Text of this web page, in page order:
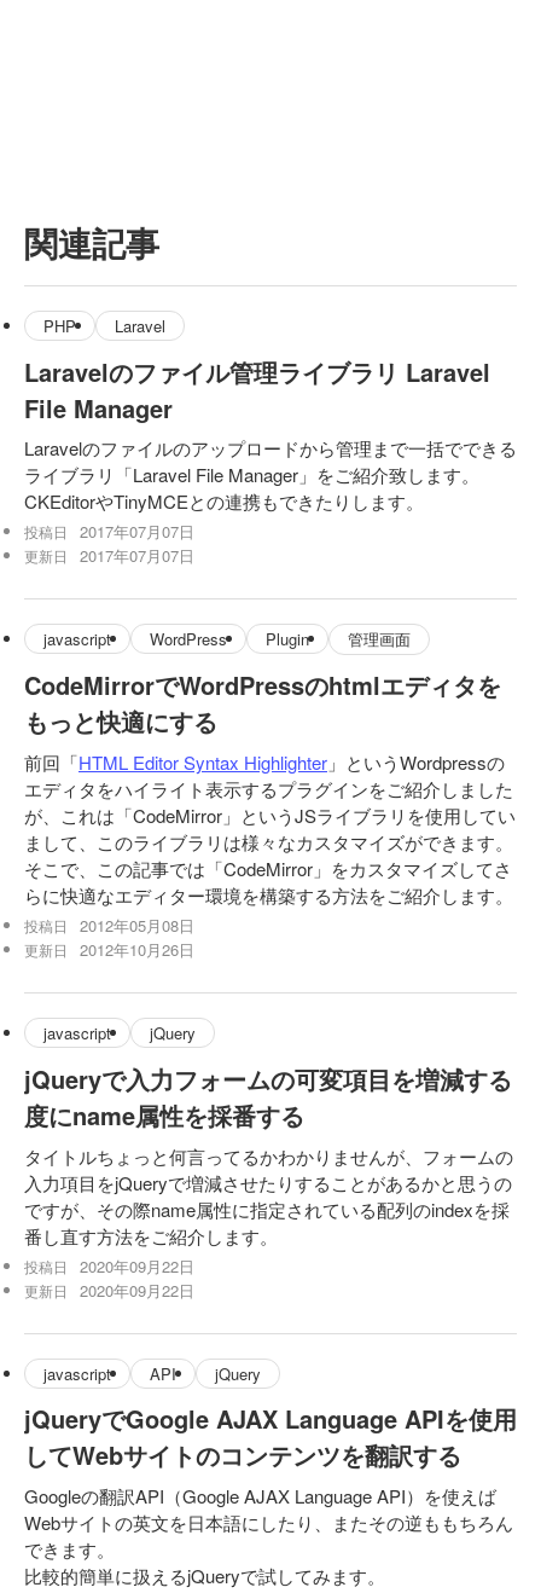
関連記事
PHP Laravel
Laravelのファイル管理ライブラリ Laravel
File Manager
Laravelのファイルのアップロードから管理まで一括でできる
ライブラリ「Laravel File Manager」をご紹介致します。
CKEditorやTinyMCEとの連携もできたりします。
投稿日 2017年07月07日
更新日 2017年07月07日
javascript WordPress Plugin 管理画面
CodeMirrorでWordPressのhtmlエディタを
もっと快適にする
前回「HTML Editor Syntax Highlighter 」というWordpressの
エディタをハイライト表示するプラグインをご紹介しました
が、これは「CodeMirror」というJSライブラリを使用してい
まして、このライブラリは様々なカスタマイズができます。
そこで、この記事では「CodeMirror」をカスタマイズしてさ
らに快適なエディター環境を構築する方法をご紹介します。
投稿日 2012年05月08日
更新日 2012年10月26日
javascript jQuery
jQueryで入力フォームの可変項目を増減する
度にname属性を採番する
タイトルちょっと何言ってるかわかりませんが、フォームの
入力項目をjQueryで増減させたりすることがあるかと思うの
ですが、その際name属性に指定されている配列のindexを採
番し直す方法をご紹介します。
投稿日 2020年09月22日
更新日 2020年09月22日
javascript API jQuery
jQueryでGoogle AJAX Language APIを使用
してWebサイトのコンテンツを翻訳する
Googleの翻訳API（Google AJAX Language API）を使えば
Webサイトの英文を日本語にしたり、またその逆ももちろん
できます。
比較的簡単に扱えるjQueryで試してみます。